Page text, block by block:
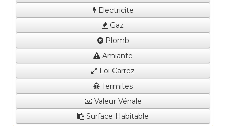
Electricite
Gaz
Plomb
Amiante
Loi Carrez
Termites
Valeur Vénale
Surface Habitable